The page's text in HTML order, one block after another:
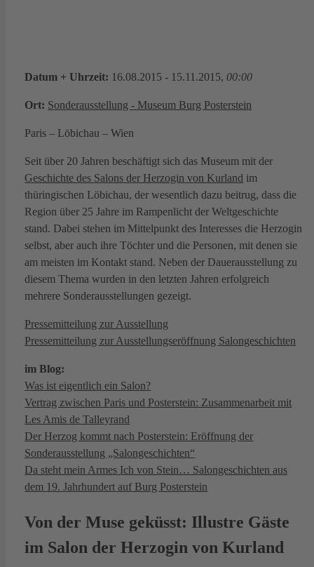
Datum + Uhrzeit: 16.08.2015 - 15.11.2015,00:00
Ort: Sonderausstellung - Museum Burg Posterstein
Paris – Löbichau – Wien
Seit über 20 Jahren beschäftigt sich das Museum mit der
Geschichte des Salons der Herzogin von Kurland im
thüringischen Löbichau, der wesentlich dazu beitrug, dass die
Region über 25 Jahre im Rampenlicht der Weltgeschichte
stand. Dabei stehen im Mittelpunkt des Interesses die Herzogin
selbst, aber auch ihre Töchter und die Personen, mit denen sie
am meisten im Kontakt stand. Neben der Dauerausstellung zu
diesem Thema wurden in den letzten Jahren erfolgreich
mehrere Sonderausstellungen gezeigt.
Pressemitteilung zur Ausstellung
Pressemitteilung zur Ausstellungseröffnung Salongeschichten
im Blog:
Was ist eigentlich ein Salon?
Vertrag zwischen Paris und Posterstein: Zusammenarbeit mit
Les Amis de Talleyrand
Der Herzog kommt nach Posterstein: Eröffnung der
Sonderausstellung „Salongeschichten“
Da steht mein Armes Ich von Stein… Salongeschichten aus
dem 19. Jahrhundert auf Burg Posterstein
Von der Muse geküsst: Illustre Gäste
im Salon der Herzogin von Kurland